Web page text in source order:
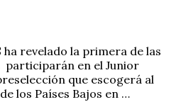
ha revelado la primera de las
participarán en el Junior
que escogerá al
los Países Bajos en …